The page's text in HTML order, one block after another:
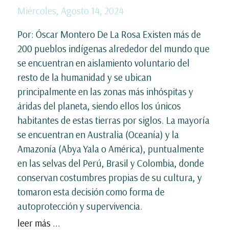
Miércoles, Agosto 14, 2024
Por: Óscar Montero De La Rosa Existen más de
200 pueblos indígenas alrededor del mundo que
se encuentran en aislamiento voluntario del
resto de la humanidad y se ubican
principalmente en las zonas más inhóspitas y
áridas del planeta, siendo ellos los únicos
habitantes de estas tierras por siglos. La mayoría
se encuentran en Australia (Oceanía) y la
Amazonía (Abya Yala o América), puntualmente
en las selvas del Perú, Brasil y Colombia, donde
conservan costumbres propias de su cultura, y
tomaron esta decisión como forma de
autoprotección y supervivencia.
leer más ...